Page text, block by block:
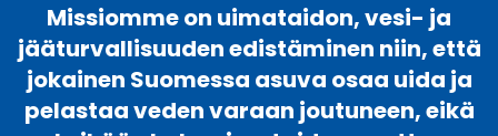
Missiomme on uimataidon, vesi- ja
jääturvallisuuden edistäminen niin, että
jokainen Suomessa asuva osaa uida ja
pelastaa veden varaan joutuneen, eikä